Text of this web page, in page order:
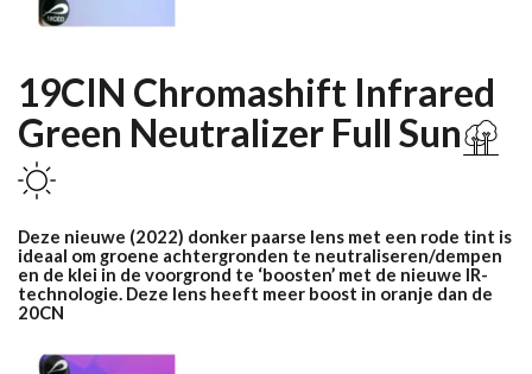
19CIN Chromashift Infrared
Green Neutralizer Full Sun
Deze nieuwe (2022) donker paarse lens met een rode tint is
ideaal om groene achtergronden te neutraliseren/dempen
en de klei in de voorgrond te ‘boosten’ met de nieuwe IR-
technologie. Deze lens heeft meer boost in oranje dan de
20CN